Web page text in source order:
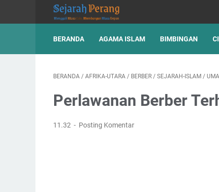
BERANDA AGAMA ISLAM BIMBINGAN
BERANDA / AFRIKA-UTARA / BERBER / SEJARAH-ISLAM /
Perlawanan Berber
11.32 Posting Komentar